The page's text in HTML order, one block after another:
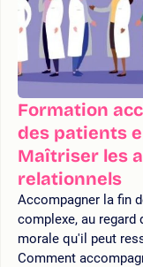
Formation
des patients
Maîtriser les
relationnels
Accompagner la fin
complexe, au
morale qu'il peut
Comment